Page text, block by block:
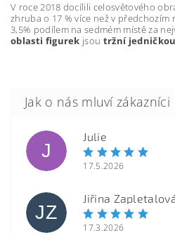
V roce 2018 docílili celosvětového
zhruba o 17 % více než v předchozím
3,5% podílem na sedmém místě za
oblasti figurek jsou tržní jedničkou
J
Julie
17.5.2026
JZ
Jiřina
17.3.2026